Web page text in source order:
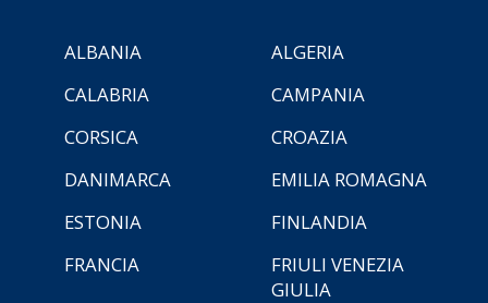
ALBANIA
ALGERIA
CALABRIA
CAMPANIA
CORSICA
CROAZIA
DANIMARCA
EMILIA ROMAGNA
ESTONIA
FINLANDIA
FRANCIA
FRIULI VENEZIA
GIULIA